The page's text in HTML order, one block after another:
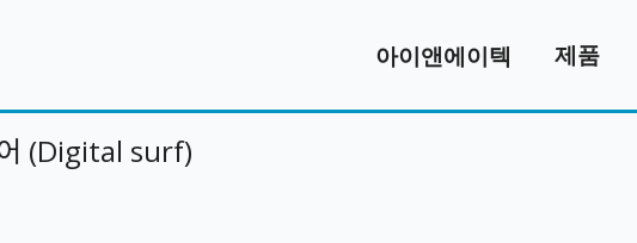
아이앤에이텍 제품
(Digital surf)